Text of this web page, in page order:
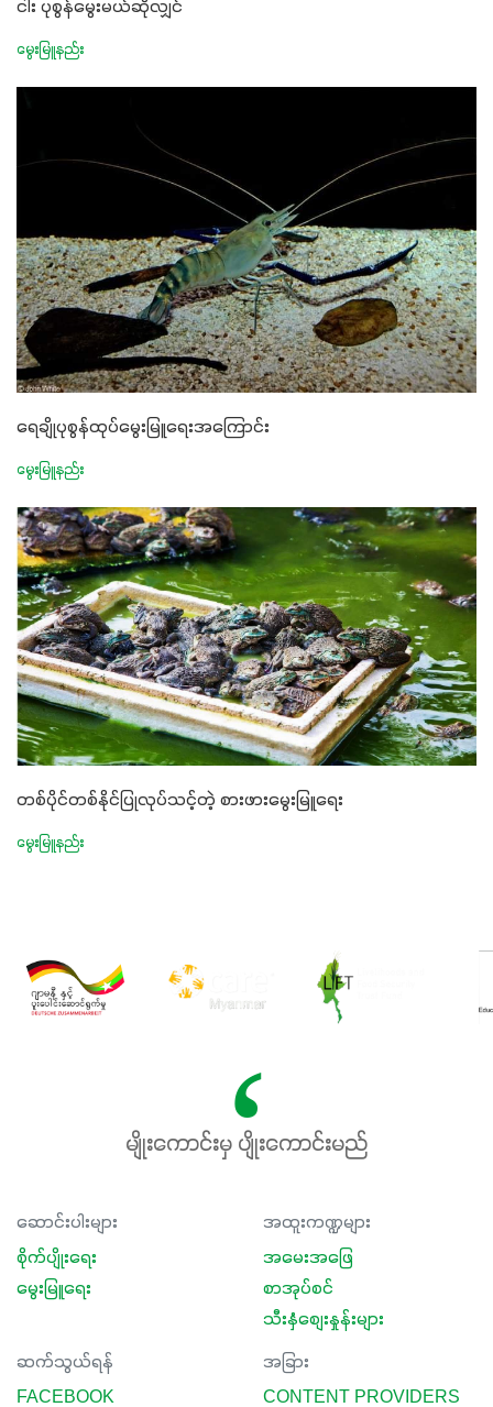
ငါး ပုစွန်မွေးမယ်ဆိုလျှင်
မွေးမြူနည်း
ရေချိုပုစွန်ထုပ်မွေးမြူရေးအကြောင်း
မွေးမြူနည်း
တစ်ပိုင်တစ်နိုင်ပြုလုပ်သင့်တဲ့ စားဖားမွေးမြူရေး
မွေးမြူနည်း
မျိုးကောင်းမှ ပျိုးကောင်းမည်
ဆောင်းပါးများ
စိုက်ပျိုးရေး
မွေးမြူရေး
အထူးကဏ္ဍများ
အမေးအဖြေ
စာအုပ်စင်
သီးနှံစျေးနှုန်းများ
ဆက်သွယ်ရန်
FACEBOOK
အခြား
CONTENT PROVIDERS